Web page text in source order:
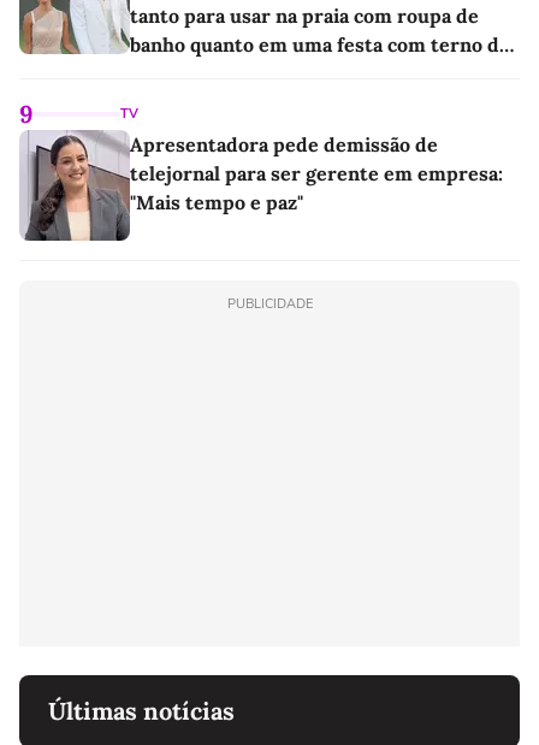
tanto para usar na praia com roupa de
banho quanto em uma festa com terno de
9 TV
Apresentadora pede demissão de
telejornal para ser gerente em empresa:
"Mais tempo e paz"
PUBLICIDADE
Últimas notícias